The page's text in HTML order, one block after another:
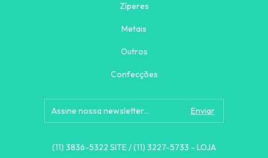
Zíperes
Metais
Outros
Confecções
(11) 3836-5322 SITE / (11) 3227-5733 - LOJA